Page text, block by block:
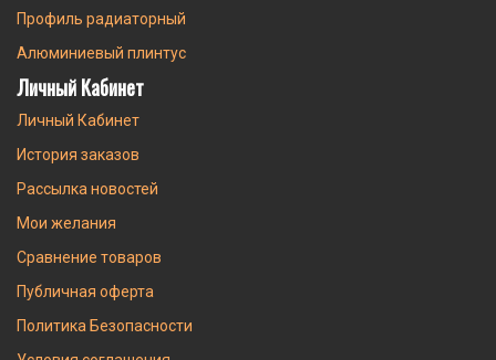
Профиль радиаторный
Алюминиевый плинтус
Личный Кабинет
Личный Кабинет
История заказов
Рассылка новостей
Мои желания
Сравнение товаров
Публичная оферта
Политика Безопасности